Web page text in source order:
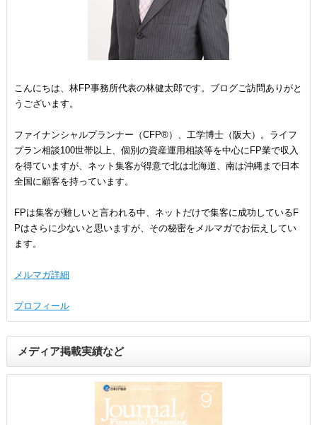
こんにちは、林FP事務所代表の林健太郎です。ブログご訪問ありがと
うございます。
ファイナンシャルプランナー（CFP®）、工学博士（阪大）。ライフ
プラン相談100世帯以上、個別の資産運用相談等を中心にFP業で収入
を得ていますが、ネット集客が得意で北は北海道、南は沖縄まで日本
全国に顧客を持っています。
FPは集客が難しいと言われる中、ネットだけで集客に成功しているF
Pはさらに少ないと思いますが、その秘密をメルマガでお伝えしてい
ます。
メルマガ詳細
プロフィール
メディア掲載実績など